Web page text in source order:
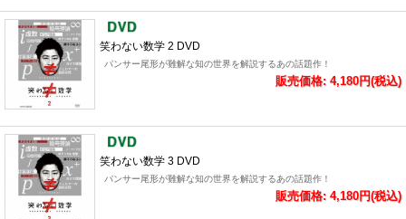
笑わない数学 2 DVD
パンサー尾形が難解な知の世界を解説するあの話題作！
販売価格: 4,180円(税込)
笑わない数学 3 DVD
パンサー尾形が難解な知の世界を解説するあの話題作！
販売価格: 4,180円(税込)